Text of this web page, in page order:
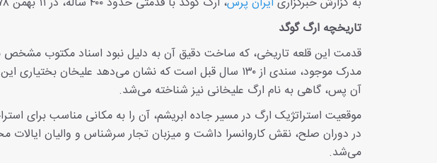
تاریخچه ارگ گوگد
قدمت این قلعه تاریخی، که ساخت دقیق آن به دلیل نبود اسناد مکتوب مشخص
مدرک موجود، سندی از ۱۳۰ سال قبل است که نشان می‌دهد علیخان
آن پس، گاهی به نام ارگ علیخانی نیز شناخته می‌شد.
موقعیت استراتژیک ارگ در مسیر جاده ابریشم، آن را به مکانی مناسب برای
در دوران صلح، نقش کاروانسرا داشت و میزبان تجار سرشناس و والیان ایالات
می‌شد.